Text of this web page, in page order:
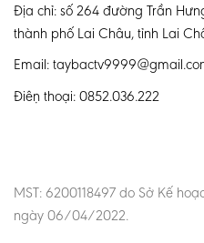
Địa chỉ: số 264 đường Trần
thành phố Lai Châu, tỉnh Lai
Email:
Điện thoại: 0852.036.222
MST: 6200118497 do Sở Kế
ngày 06/04/2022.